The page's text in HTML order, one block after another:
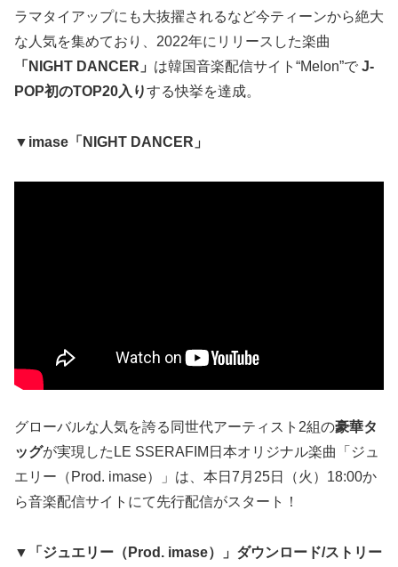
ラマタイアップにも大抜擢されるなど今ティーンから絶大
な人気を集めており、2022年にリリースした楽曲
「NIGHT DANCER」 は韓国音楽配信サイト“Melon”で J-
POP初のTOP20入りする快挙を達成。
▼imase「NIGHT DANCER」
グローバルな人気を誇る同世代アーティスト2組の豪華タ
ッグが実現したLE SSERAFIM日本オリジナル楽曲「ジュ
エリー（Prod. imase）」は、本日7月25日（火）18:00か
ら音楽配信サイトにて先行配信がスタート！
▼「ジュエリー（Prod. imase）」ダウンロード/ストリー